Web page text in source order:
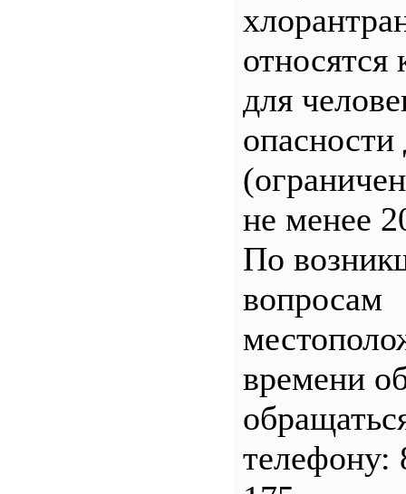
относятся
для
опасности
не менее
По
вопросам
времени
телефону: